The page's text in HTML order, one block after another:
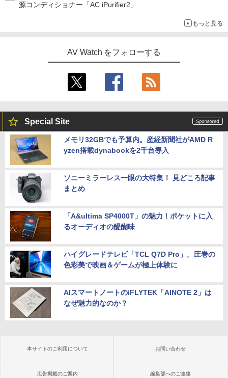
源コンディショナー「AC iPurifier2」
もっと見る
AV Watch をフォローする
Special Site
メモリ32GBでも予算内。産経新聞社がAMD R
yzen搭載dynabookを2千台導入
ソニーミラーレス一眼の大特集！ 見どころ記事
まとめ
「A&ultima SP4000T」の魅力！ポケットに入
るオーディオの醍醐味
ハイグレードテレビ「TCL Q7D Pro」。圧巻の
色彩美で映画＆ゲームが極上体験に
AIスマートノートのiFLYTEK「AINOTE 2」は
なぜ魅力的なのか？
本サイトのご利用について お問い合わせ
広告掲載のご案内 編集部へのご連絡